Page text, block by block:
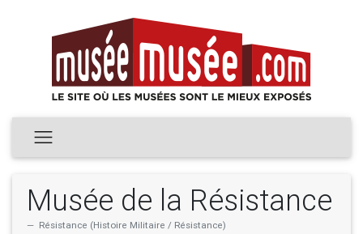
Musée de la Résistance
Résistance (Histoire Militaire / Résistance)